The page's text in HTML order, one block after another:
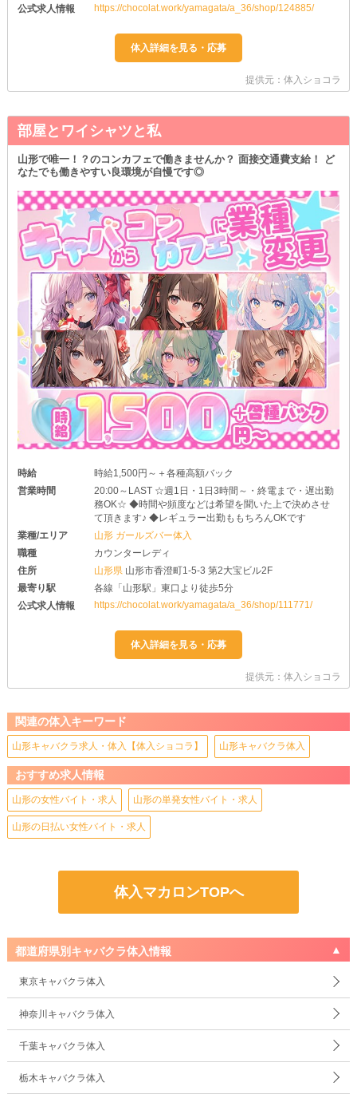
公式求人情報 https://chocolat.work/yamagata/a_36/shop/124885/
提供元：体入ショコラ
部屋とワイシャツと私
山形で唯一！？のコンカフェで働きませんか？ 面接交通費支給！ ど
なたでも働きやすい良環境が自慢です◎
時給
時給1,500円～＋各種高額バック
営業時間
20:00～LAST ☆週1日・1日3時間～・終電まで・遅出勤
務OK☆ ◆時間や頻度などは希望を聞いた上で決めさせ
て頂きます♪ ◆レギュラー出勤ももちろんOKです
業種/エリア
山形 ガールズバー体入
職種
カウンターレディ
住所
山形県 山形市香澄町1-5-3 第2大宝ビル2F
最寄り駅
各線「山形駅」東口より徒歩5分
公式求人情報
https://chocolat.work/yamagata/a_36/shop/111771/
提供元：体入ショコラ
関連の体入キーワード
山形キャバクラ求人・体入【体入ショコラ】 山形キャバクラ体入
おすすめ求人情報
山形の女性バイト・求人 山形の単発女性バイト・求人
山形の日払い女性バイト・求人
体入マカロンTOPへ
都道府県別キャバクラ体入情報
東京キャバクラ体入
神奈川キャバクラ体入
千葉キャバクラ体入
栃木キャバクラ体入